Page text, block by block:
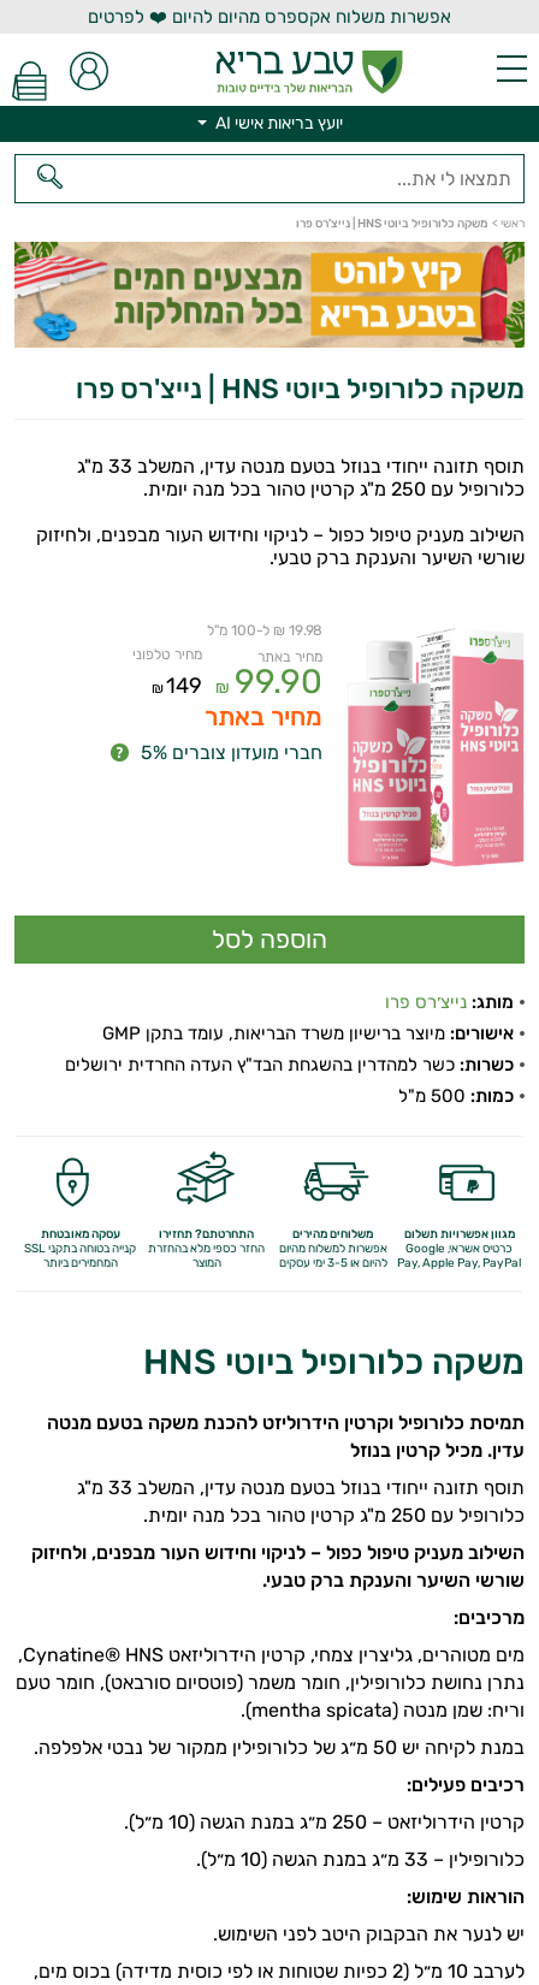
אפשרות משלוח אקספרס מהיום להיום ❤️ לפרטים
יועץ בריאות אישי AI
ראשי > משקה כלורופיל ביוטי HNS | נייצ'רס פרו
משקה כלורופיל ביוטי HNS | נייצ'רס פרו
תוסף תזונה ייחודי בנוזל בטעם מנטה עדין, המשלב 33 מ"ג
כלורופיל עם 250 מ"ג קרטין טהור בכל מנה יומית.
השילוב מעניק טיפול כפול – לניקוי וחידוש העור מבפנים, ולחיזוק
שורשי השיער והענקת ברק טבעי.
19.98 ₪ ל-100 מ"ל
מחיר באתר
99.90
₪
מחיר טלפוני
149
₪
מחיר באתר
חברי מועדון צוברים 5%
מותג: נייצ׳רס פרו
אישורים: מיוצר ברישיון משרד הבריאות, עומד בתקן GMP
כשרות: כשר למהדרין בהשגחת הבד"ץ העדה החרדית ירושלים
כמות:
מגוון אפשרויות תשלום
כרטיס אשראי, Google
Pay,Apple Pay, PayPal
משלוחים מהירים
אפשרות למשלוח מהיום
להיום או 3-5 ימי עסקים
התחרטתם? תחזירו
החזר כספי מלאבהחזרת
המוצר
עסקה מאובטחת
קנייה בטוחה בתקני SSL
המחמירים ביותר
משקה כלורופיל ביוטי HNS
תמיסת כלורופיל וקרטין הידרוליזט להכנת משקה בטעם מנטה
עדין. מכיל קרטין בנוזל
תוסף תזונה ייחודי בנוזל בטעם מנטה עדין, המשלב 33 מ"ג
כלורופיל עם 250 מ"ג קרטין טהור בכל מנה יומית.
השילוב מעניק טיפול כפול – לניקוי וחידוש העור מבפנים, ולחיזוק
שורשי השיער והענקת ברק טבעי.
מרכיבים:
מים מטוהרים, גליצרין צמחי, קרטין הידרוליזאט Cynatine® HNS,
נתרן נחושת כלורופילין, חומר משמר (פוטסיום סורבאט), חומר טעם
וריח: שמן מנטה (mentha spicata).
במנת לקיחה יש 50 מ״ג של כלורופילין ממקור של נבטי אלפלפה.
רכיבים פעילים:
קרטין הידרוליזאט – 250 מ״ג במנת הגשה (10 מ״ל).
כלורופילין – 33 מ״ג במנת הגשה (10 מ״ל).
הוראות שימוש:
יש לנער את הבקבוק היטב לפני השימוש.
לערבב 10 מ״ל (2 כפיות שטוחות או לפי כוסית מדידה) בכוס מים,
יועץ בריאות אישי AI